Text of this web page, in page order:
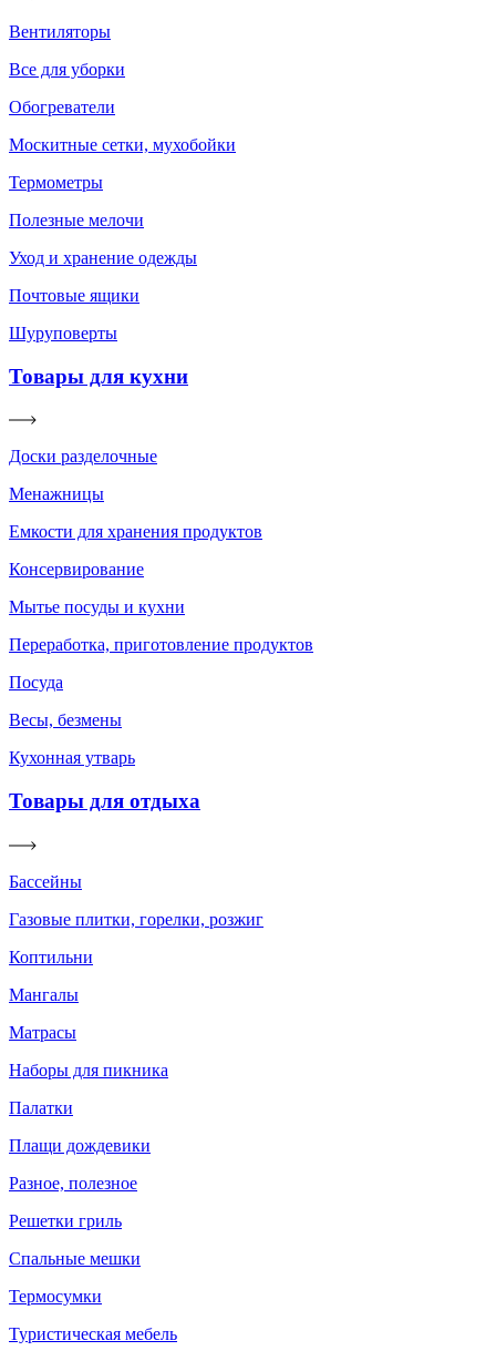
Вентиляторы
Все для уборки
Обогреватели
Москитные сетки, мухобойки
Термометры
Полезные мелочи
Уход и хранение одежды
Почтовые ящики
Шуруповерты
Товары для кухни
Доски разделочные
Менажницы
Емкости для хранения продуктов
Консервирование
Мытье посуды и кухни
Переработка, приготовление продуктов
Посуда
Весы, безмены
Кухонная утварь
Товары для отдыха
Бассейны
Газовые плитки, горелки, розжиг
Коптильни
Мангалы
Матрасы
Наборы для пикника
Палатки
Плащи дождевики
Разное, полезное
Решетки гриль
Спальные мешки
Термосумки
Туристическая мебель